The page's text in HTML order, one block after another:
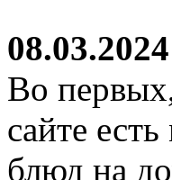
08.03.2024
Во
сайте
блюд на